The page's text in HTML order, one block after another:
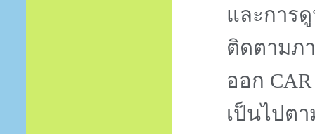
และการ
ติดตามภ
ออก
เป็นไปต